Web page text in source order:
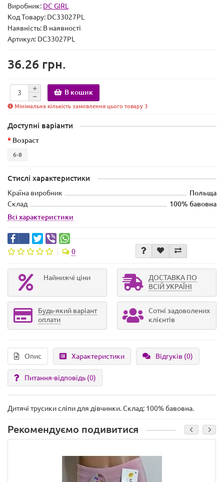
Виробник: DC GIRL
Код Товару: DC33027PL
Наявність: В наявності
Артикул: DC33027PL
36.26 грн.
В кошик
Мінімальна кількість замовлення цього товару 3
Доступні варіанти
Возраст
6-8
Стислі характеристики
Країна виробник
Польща
Склад
100% бавовна
Всі характеристики
0
Найнижчі ціни
ДОСТАВКА ПО
ВСІЙ УКРАЇНІ
Будь-який варіант
оплати
Сотні задоволених
клієнтів
Опис Характеристики Відгуків (0)
Питання-відповідь (0)
Дитячі трусики сліпи для дівчинки. Склад: 100% бавовна.
Рекомендуємо подивитися